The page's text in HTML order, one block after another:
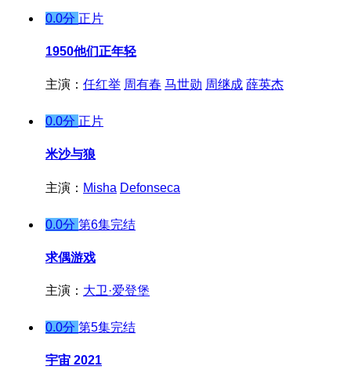
0.0分 正片
1950他们正年轻
主演： 任红举 周有春 马世勋 周继成 薛英杰
0.0分 正片
米沙与狼
主演： Misha Defonseca
0.0分 第6集完结
求偶游戏
主演： 大卫·爱登堡
0.0分 第5集完结
宇宙 2021